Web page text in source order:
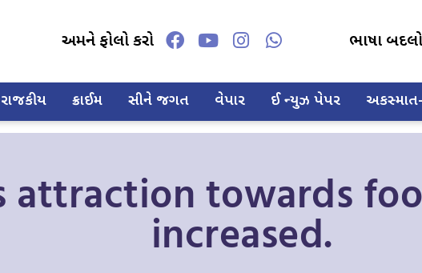
અમને ફોલો કરો ભાષા બદલો
રાજકીય ક્રાઈમ સીને જગત વેપાર ઈ ન્યુઝ પેપર અકસ્માત-
attraction towards
increased.